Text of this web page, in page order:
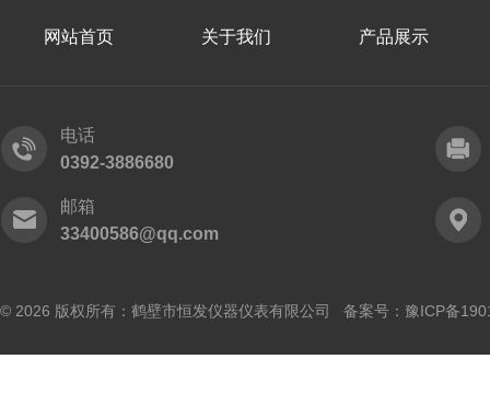
网站首页 关于我们 产品展示
电话
0392-3886680
邮箱
33400586@qq.com
© 2026 版权所有：鹤壁市恒发仪器仪表有限公司 备案号： 豫ICP备